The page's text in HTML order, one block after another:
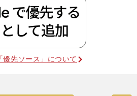
先ソース」について